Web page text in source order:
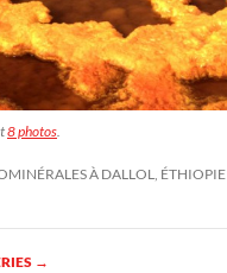
8 photos.
À DALLOL, ÉTHIOPIE
→